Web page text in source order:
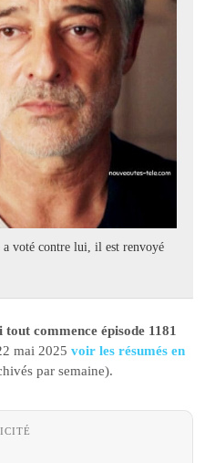
a voté contre lui, il est renvoyé
tout commence épisode 1181
mai 2025voir les résumés en
par semaine).